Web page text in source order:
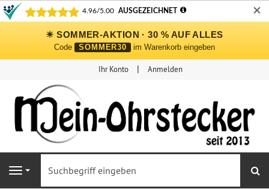
✕
☀ SOMMER-AKTION · 30 % AUF ALLES
Code SOMMER30 im Warenkorb eingeben
Ihr Konto Anmelden
Navigation